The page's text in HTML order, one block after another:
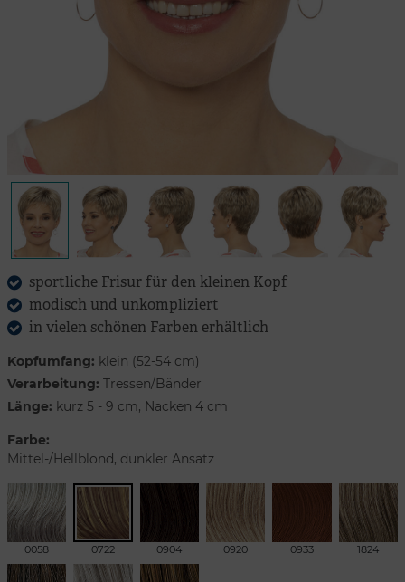
sportliche Frisur für den kleinen Kopf
modisch und unkompliziert
in vielen schönen Farben erhältlich
Kopfumfang: klein (52-54 cm)
Verarbeitung: Tressen/Bänder
Länge: kurz 5 - 9 cm, Nacken 4 cm
Farbe:
Mittel-/Hellblond, dunkler Ansatz
0058 0722 0904 0920 0933 1824